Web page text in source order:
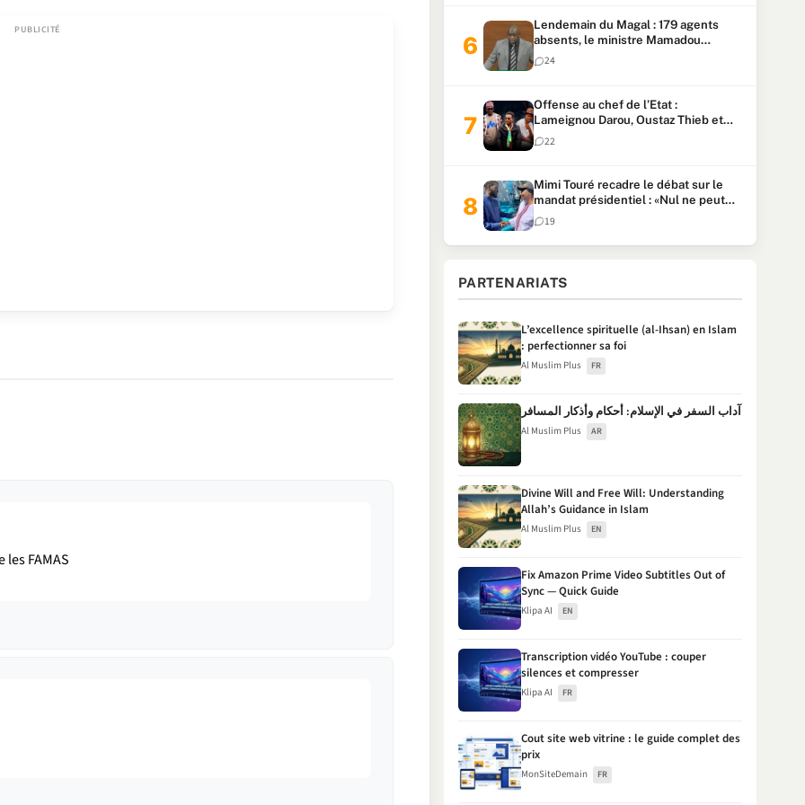
FAMAS
Lendemain du Magal : 179 agents
absents, le ministre Mamadou
Lamine Dianté exige des explications
24
Offense au chef de l’Etat :
Lameignou Darou, Oustaz Thieb et
Ndiaye Touba lourdement
condamnés
22
Mimi Touré recadre le débat sur le
mandat présidentiel : «Nul ne peut
faire plus de deux mandats
consécutifs de 5 ans»
19
PARTENARIATS
L’excellence spirituelle (al-Ihsan) en Islam
: perfectionner sa foi
Al Muslim Plus FR
آداب السفر في الإسلام: أحكام وأذكار المسافر
Al Muslim Plus AR
Divine Will and Free Will: Understanding
Allah’s Guidance in Islam
Al Muslim Plus EN
Fix Amazon Prime Video Subtitles Out of
Sync — Quick Guide
Klipa AI EN
Transcription vidéo YouTube : couper
silences et compresser
Klipa AI FR
Cout site web vitrine : le guide complet des
prix
MonSiteDemain FR